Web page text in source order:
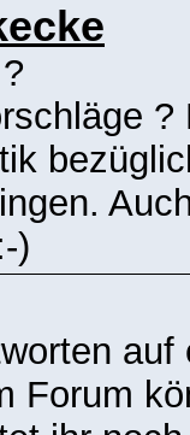
?
)
auf
Forum